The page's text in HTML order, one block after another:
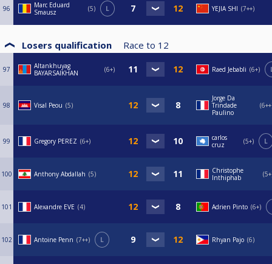
96
Marc Eduard
Smausz
5 L YEJIA SHI 7++
Losers qualification Race to 12
97
Altankhuyag
BAYARSAIKHAN
6+ Raed Jebabli 6+
98 Visal Peou 5
Jorge Da
Trindade
Paulino
6++
99 Gregory PEREZ 6+
carlos
cruz
5+ L
100 Anthony Abdallah 5
Christophe
Inthiphab
5+
101 Alexandre EVE 4 Adrien Pinto 6+
102 Antoine Penn 7++ L Rhyan Pajo 6